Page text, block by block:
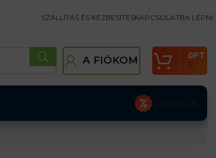
SZÁLLÍTÁS ÉS KÉZBESÍTÉSKAPCSOLATBA LÉPNI
A FIÓKOM 0
0FT